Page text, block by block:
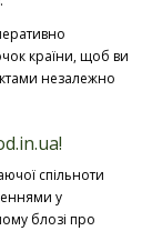
країни, щоб ви
незалежно
спільноти
у
блозі про